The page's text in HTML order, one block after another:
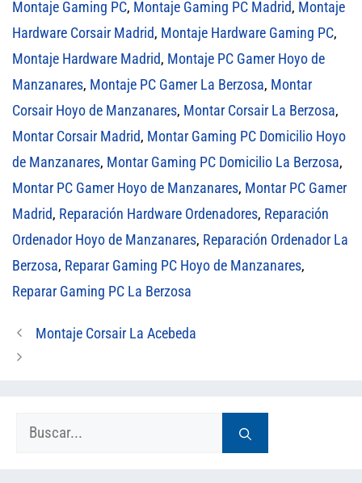
Montaje Gaming PC, Montaje Gaming PC Madrid, Montaje
Hardware Corsair Madrid, Montaje Hardware Gaming PC,
Montaje Hardware Madrid, Montaje PC Gamer Hoyo de
Manzanares, Montaje PC Gamer La Berzosa, Montar
Corsair Hoyo de Manzanares, Montar Corsair La Berzosa,
Montar Corsair Madrid, Montar Gaming PC Domicilio Hoyo
de Manzanares, Montar Gaming PC Domicilio La Berzosa,
Montar PC Gamer Hoyo de Manzanares, Montar PC Gamer
Madrid, Reparación Hardware Ordenadores, Reparación
Ordenador Hoyo de Manzanares, Reparación Ordenador La
Berzosa, Reparar Gaming PC Hoyo de Manzanares,
Reparar Gaming PC La Berzosa
Montaje Corsair La Acebeda